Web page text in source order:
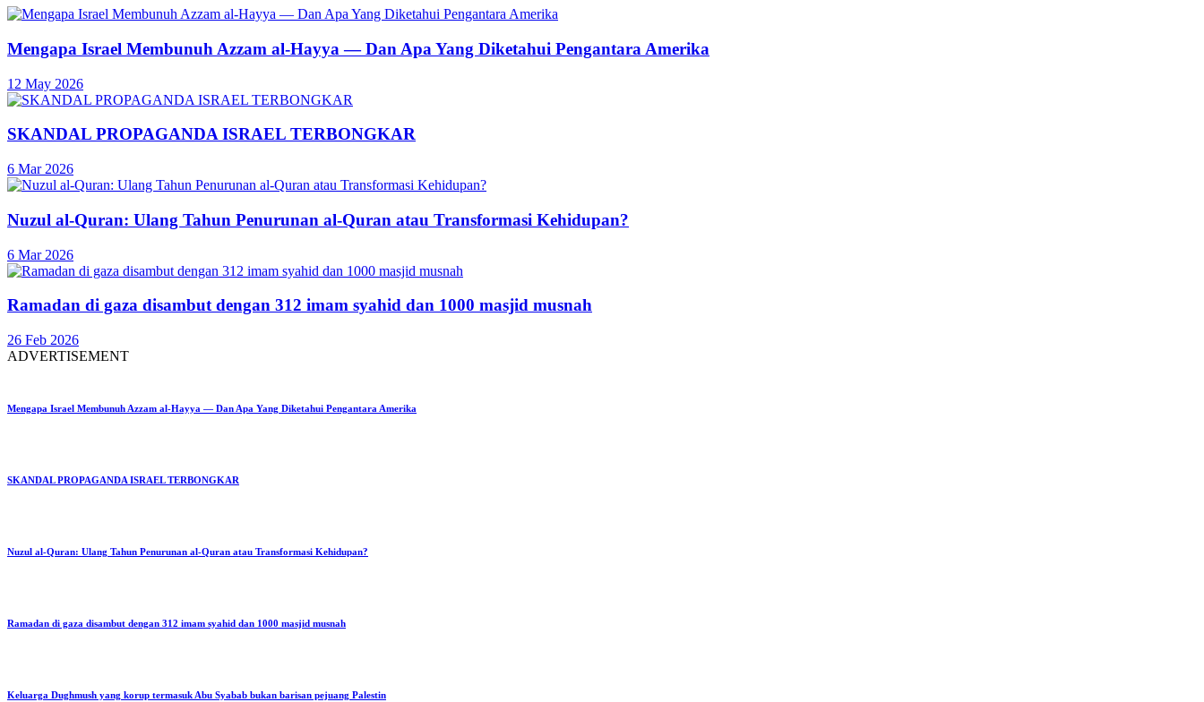
Mengapa Israel Membunuh Azzam al-Hayya — Dan Apa Yang Diketahui Pengantara Amerika
12 May 2026
SKANDAL PROPAGANDA ISRAEL TERBONGKAR
6 Mar 2026
Nuzul al-Quran: Ulang Tahun Penurunan al-Quran atau Transformasi Kehidupan?
6 Mar 2026
Ramadan di gaza disambut dengan 312 imam syahid dan 1000 masjid musnah
26 Feb 2026
ADVERTISEMENT
Mengapa Israel Membunuh Azzam al-Hayya — Dan Apa Yang Diketahui Pengantara Amerika
SKANDAL PROPAGANDA ISRAEL TERBONGKAR
Nuzul al-Quran: Ulang Tahun Penurunan al-Quran atau Transformasi Kehidupan?
Ramadan di gaza disambut dengan 312 imam syahid dan 1000 masjid musnah
Keluarga Dughmush yang korup termasuk Abu Syabab bukan barisan pejuang Palestin